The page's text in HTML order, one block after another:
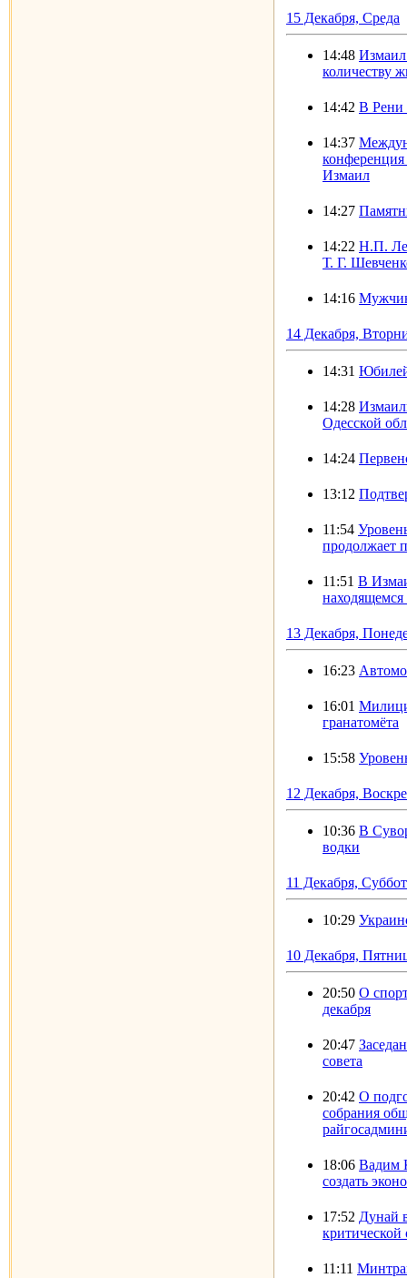
15 Декабря, Среда
14:48 Измаил
количеству
14:42 В Рени
14:37
Измаил
14:27
14:22 Н.П.
Т. Г.
14:16
14 Декабря,
14:31
14:28
Одесской
14:24
13:12
11:54
продолжает
11:51 В
находящемся
13 Декабря,
16:23
16:01
гранатомёта
15:58
12 Декабря,
10:36 В
водки
11 Декабря,
10:29
10 Декабря,
20:50 О
декабря
20:47
совета
20:42 О
собрания
18:06 Вадим
создать
17:52 Дунай
критической
11:11